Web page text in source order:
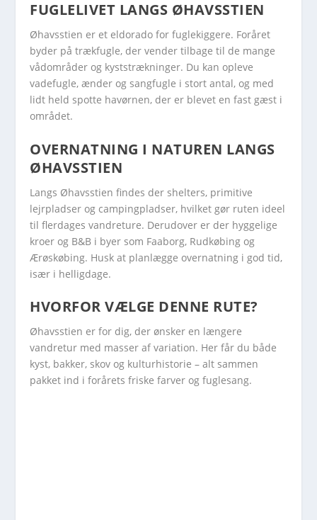
FUGLELIVET LANGS ØHAVSSTIEN
Øhavsstien er et eldorado for fuglekiggere. Foråret
byder på trækfugle, der vender tilbage til de mange
vådområder og kyststrækninger. Du kan opleve
vadefugle, ænder og sangfugle i stort antal, og med
lidt held spotte havørnen, der er blevet en fast gæst i
området.
OVERNATNING I NATUREN LANGS
ØHAVSSTIEN
Langs Øhavsstien findes der shelters, primitive
lejrpladser og campingpladser, hvilket gør ruten ideel
til flerdages vandreture. Derudover er der hyggelige
kroer og B&B i byer som Faaborg, Rudkøbing og
Ærøskøbing. Husk at planlægge overnatning i god tid,
især i helligdage.
HVORFOR VÆLGE DENNE RUTE?
Øhavsstien er for dig, der ønsker en længere
vandretur med masser af variation. Her får du både
kyst, bakker, skov og kulturhistorie – alt sammen
pakket ind i forårets friske farver og fuglesang.